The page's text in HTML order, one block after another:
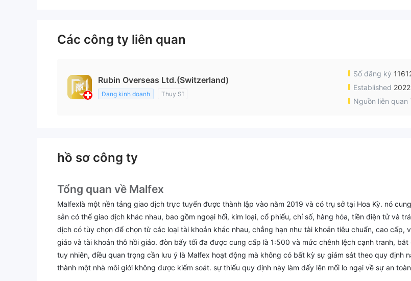
Các công ty liên quan
Rubin Overseas Ltd.(Switzerland)
Đang kinh doanh Thụy Sĩ
Số đăng ký
Established
Nguồn liên quan
hồ sơ công ty
Tổng quan về Malfex
Malfexlà một nền tảng giao dịch trực tuyến được thành lập vào năm 2019 và có trụ sở tại Hoa Kỳ. nó
sản có thể giao dịch khác nhau, bao gồm ngoại hối, kim loại, cổ phiếu, chỉ số, hàng hóa, tiền điện tử và
dịch có tùy chọn để chọn từ các loại tài khoản khác nhau, chẳng hạn như tài khoản tiêu chuẩn, cao cấp,
giáo và tài khoản thô hồi giáo. đòn bẩy tối đa được cung cấp là 1:500 và mức chênh lệch cạnh tranh,
tuy nhiên, điều quan trọng cần lưu ý là Malfex hoạt động mà không có bất kỳ sự giám sát theo quy định
thành một nhà môi giới không được kiểm soát. sự thiếu quy định này làm dấy lên mối lo ngại về sự an